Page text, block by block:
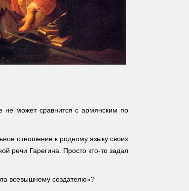
не может сравнится с армянским по
отношение к родному языку своих
речи Гарегина. Просто кто-то задал
всевышнему создателю»?